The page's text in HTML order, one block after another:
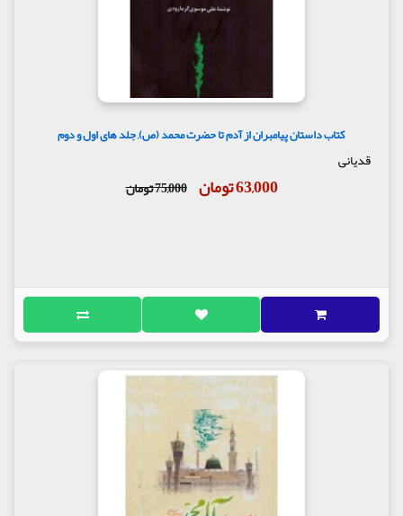
کتاب داستان پیامبران از آدم تا حضرت محمد (ص), جلد های اول و دوم
قدیانی
63,000 تومان 75,000 تومان